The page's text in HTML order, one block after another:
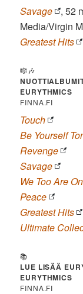
Savage
, 52
Media/Virgin
Greatest Hits
🎼🎶
EURYTHMICS
FINNA.FI
Touch
Be Yourself
Revenge
Savage
We Too Are
Peace
Greatest Hits
Ultimate
📚
LUE LISÄÄ
EURYTHMICS
FINNA.FI